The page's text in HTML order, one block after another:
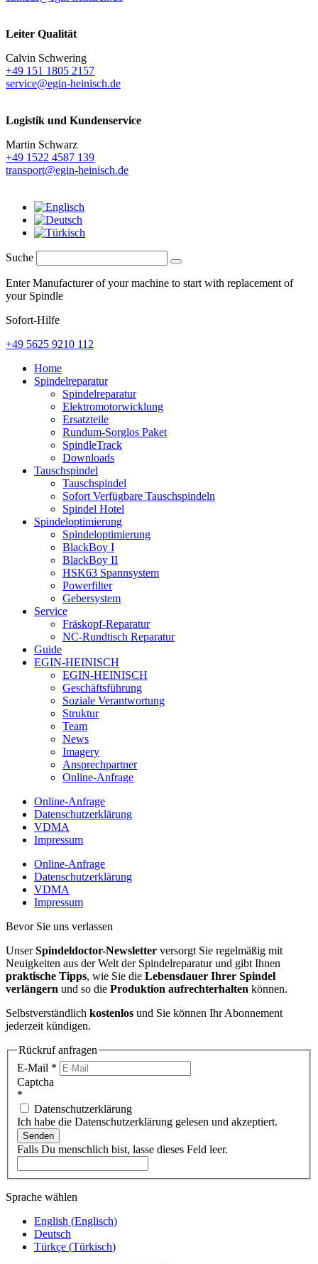
Leiter Qualität
Calvin Schwering
+49 151 1805 2157
service@egin-heinisch.de
Logistik und Kundenservice
Martin Schwarz
+49 1522 4587 139
transport@egin-heinisch.de
Suche
Enter Manufacturer of your machine to start with replacement of
your Spindle
Sofort-Hilfe
+49 5625 9210 112
Home
Spindelreparatur
Spindelreparatur
Elektromotorwicklung
Ersatzteile
Rundum-Sorglos Paket
SpindleTrack
Downloads
Tauschspindel
Tauschspindel
Sofort Verfügbare Tauschspindeln
Spindel Hotel
Spindeloptimierung
Spindeloptimierung
BlackBoy I
BlackBoy II
HSK63 Spannsystem
Powerfilter
Gebersystem
Service
Fräskopf-Reparatur
NC-Rundtisch Reparatur
Guide
EGIN-HEINISCH
EGIN-HEINISCH
Geschäftsführung
Soziale Verantwortung
Struktur
Team
News
Imagery
Ansprechpartner
Online-Anfrage
Online-Anfrage
Datenschutzerklärung
VDMA
Impressum
Online-Anfrage
Datenschutzerklärung
VDMA
Impressum
Bevor Sie uns verlassen
UnserSpindeldoctor-Newsletter versorgt Sie regelmäßig mit
Neuigkeiten aus der Welt der Spindelreparatur und gibt Ihnen
praktische Tipps, wie Sie die Lebensdauer Ihrer Spindel
verlängern und so die Produktion aufrechterhalten können.
Selbstverständlich kostenlos und Sie können Ihr Abonnement
jederzeit kündigen.
Rückruf anfragen
E-Mail *
Captcha
*
Datenschutzerklärung
Ich habe die Datenschutzerklärung gelesen und akzeptiert.
Senden
Falls Du menschlich bist, lasse dieses Feld leer.
Sprache wählen
English (Englisch)
Deutsch
Türkçe (Türkisch)